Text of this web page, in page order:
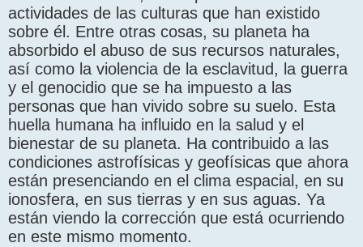
actividades de las culturas que han existido
sobre él. Entre otras cosas, su planeta ha
absorbido el abuso de sus recursos naturales,
así como la violencia de la esclavitud, la guerra
y el genocidio que se ha impuesto a las
personas que han vivido sobre su suelo. Esta
huella humana ha influido en la salud y el
bienestar de su planeta. Ha contribuido a las
condiciones astrofísicas y geofísicas que ahora
están presenciando en el clima espacial, en su
ionosfera, en sus tierras y en sus aguas. Ya
están viendo la corrección que está ocurriendo
en este mismo momento.